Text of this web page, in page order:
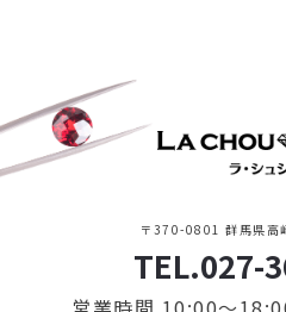
〒370-0801 群馬県高
TEL.027-